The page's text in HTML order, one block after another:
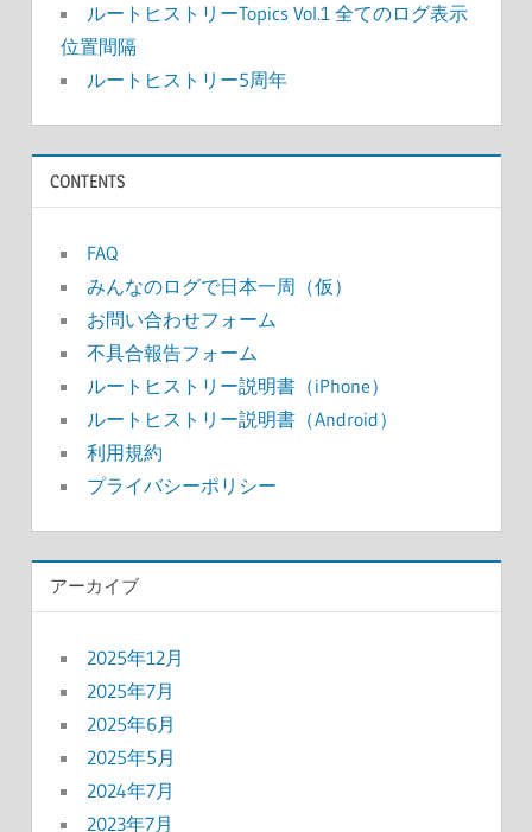
ルートヒストリーTopics Vol.1 全てのログ表示
位置間隔
ルートヒストリー5周年
CONTENTS
FAQ
みんなのログで日本一周（仮）
お問い合わせフォーム
不具合報告フォーム
ルートヒストリー説明書（iPhone）
ルートヒストリー説明書（Android）
利用規約
プライバシーポリシー
アーカイブ
2025年12月
2025年7月
2025年6月
2025年5月
2024年7月
2023年7月